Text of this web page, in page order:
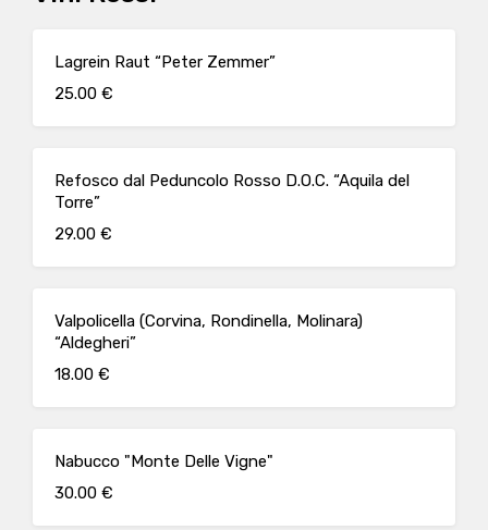
Lagrein Raut “Peter Zemmer”
25.00 €
Refosco dal Peduncolo Rosso D.O.C. “Aquila del
Torre”
29.00 €
Valpolicella (Corvina, Rondinella, Molinara)
“Aldegheri”
18.00 €
Nabucco "Monte Delle Vigne"
30.00 €